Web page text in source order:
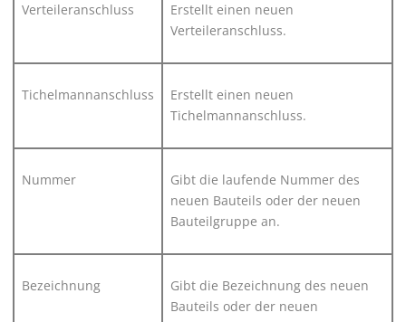
Verteileranschluss
Erstellt einen neuen
Verteileranschluss.
Tichelmannanschluss
Erstellt einen neuen
Tichelmannanschluss.
Nummer
Gibt die laufende Nummer des
neuen Bauteils oder der neuen
Bauteilgruppe an.
Bezeichnung
Gibt die Bezeichnung des neuen
Bauteils oder der neuen